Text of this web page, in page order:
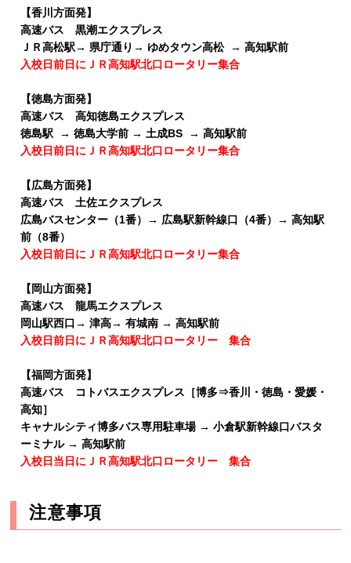
【香川方面発】
高速バス 黒潮エクスプレス
ＪＲ高松駅→ 県庁通り→ ゆめタウン高松 → 高知駅前
入校日前日にＪＲ高知駅北口ロータリー集合
【徳島方面発】
高速バス 高知徳島エクスプレス
徳島駅 → 徳島大学前 → 土成BS → 高知駅前
入校日前日にＪＲ高知駅北口ロータリー集合
【広島方面発】
高速バス 土佐エクスプレス
広島バスセンター（1番）→ 広島駅新幹線口（4番）→ 高知駅
前（8番）
入校日前日にＪＲ高知駅北口ロータリー集合
【岡山方面発】
高速バス 龍馬エクスプレス
岡山駅西口→ 津高→ 有城南 → 高知駅前
入校日前日にＪＲ高知駅北口ロータリー 集合
【福岡方面発】
高速バス コトバスエクスプレス［博多⇒香川・徳島・愛媛・
高知］
キャナルシティ博多バス専用駐車場 → 小倉駅新幹線口バスタ
ーミナル → 高知駅前
入校日当日にＪＲ高知駅北口ロータリー 集合
注意事項